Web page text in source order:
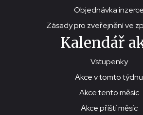
Objednávka inzerce
Zásady pro zveřejnění ve
Kalendář
Vstupenky
Akce v tomto týdnu
Akce tento měsíc
Akce příští měsíc